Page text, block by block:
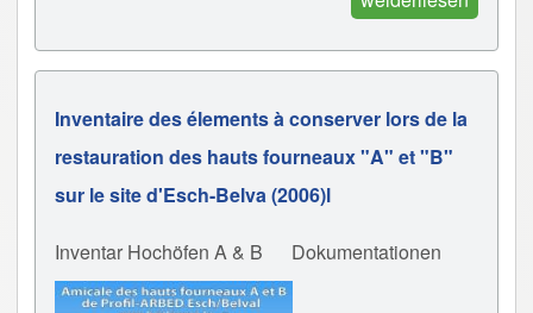
Inventaire des élements à conserver lors de la
restauration des hauts fourneaux "A" et "B"
sur le site d'Esch-Belva (2006)l
Inventar Hochöfen A & B Dokumentationen